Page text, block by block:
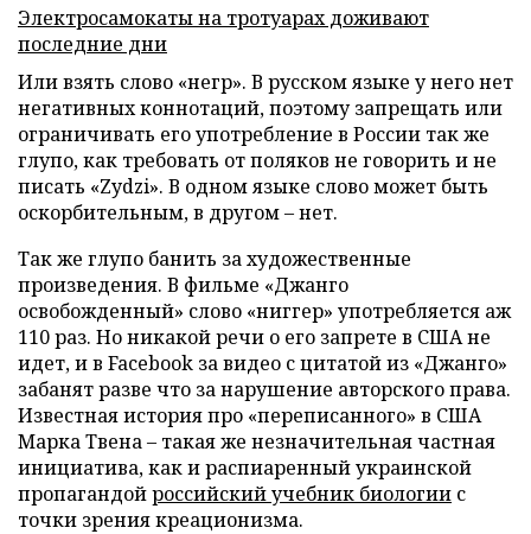
Электросамокаты на тротуарах доживают
последние дни
Или взять слово «негр». В русском языке у него нет
негативных коннотаций, поэтому запрещать или
ограничивать его употребление в России так же
глупо, как требовать от поляков не говорить и не
писать «Zydzi». В одном языке слово может быть
оскорбительным, в другом – нет.
Так же глупо банить за художественные
произведения. В фильме «Джанго
освобожденный» слово «ниггер» употребляется аж
110 раз. Но никакой речи о его запрете в США не
идет, и в Facebook за видео с цитатой из «Джанго»
забанят разве что за нарушение авторского права.
Известная история про «переписанного» в США
Марка Твена – такая же незначительная частная
инициатива, как и распиаренный украинской
пропагандойроссийский учебник биологии с
точки зрения креационизма.